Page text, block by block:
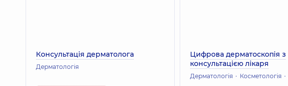
Консультація дерматолога
Дерматологія
Цифрова дерматоскопія з
консультацією лікаря
Дерматологія Косметологія